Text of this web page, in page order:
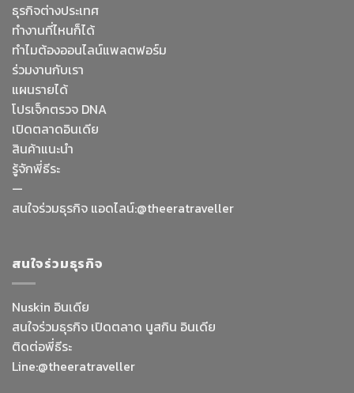
ธุรกิจต่างประเทศ
ทำงานที่ไหนก็ได้
ทำไมต้องออนไลน์แพลตฟอร์ม
ร่วมงานกับเรา
แผนรายได้
โปรเจ็กตรวจ DNA
เปิดตลาดอินเดีย
สินค้าแนะนำ
รู้จักพี่ธีระ
—
สนใจร่วมธุรกิจ แอดไลน์:@theeratraveller
สนใจร่วมธุรกิจ
Nuskin อินเดีย
สนใจร่วมธุรกิจ เปิดตลาด นูสกิน อินเดีย
ติดต่อพี่ธีระ
Line:@theeratraveller